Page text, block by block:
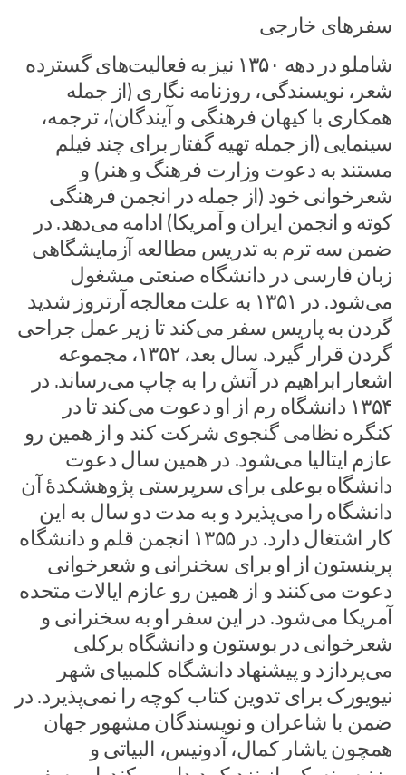
سفرهای خارجی
شاملو در دهه ۱۳۵۰ نیز به فعالیت‌های گسترده
شعر، نویسندگی، روزنامه نگاری (از جمله
همکاری با کیهان فرهنگی و آیندگان)، ترجمه،
سینمایی (از جمله تهیه گفتار برای چند فیلم
مستند به دعوت وزارت فرهنگ و هنر) و
شعرخوانی خود (از جمله در انجمن فرهنگی
کوته و انجمن ایران و آمریکا) ادامه می‌دهد. در
ضمن سه ترم به تدریس مطالعه آزمایشگاهی
زبان فارسی در دانشگاه صنعتی مشغول
می‌شود. در ۱۳۵۱ به علت معالجه آرتروز شدید
گردن به پاریس سفر می‌کند تا زیر عمل جراحی
گردن قرار گیرد. سال بعد، ۱۳۵۲، مجموعه
اشعار ابراهیم در آتش را به چاپ می‌رساند. در
۱۳۵۴ دانشگاه رم از او دعوت می‌کند تا در
کنگره نظامی گنجوی شرکت کند و از همین رو
عازم ایتالیا می‌شود. در همین سال دعوت
دانشگاه بوعلی برای سرپرستی پژوهشکدهٔ آن
دانشگاه را می‌پذیرد و به مدت دو سال به این
کار اشتغال دارد. در ۱۳۵۵ انجمن قلم و دانشگاه
پرینستون از او برای سخنرانی و شعرخوانی
دعوت می‌کنند و از همین رو عازم ایالات متحده
آمریکا می‌شود. در این سفر او به سخنرانی و
شعرخوانی در بوستون و دانشگاه برکلی
می‌پردازد و پیشنهاد دانشگاه کلمبیای شهر
نیویورک برای تدوین کتاب کوچه را نمی‌پذیرد. در
ضمن با شاعران و نویسندگان مشهور جهان
همچون یاشار کمال، آدونیس، البیاتی و